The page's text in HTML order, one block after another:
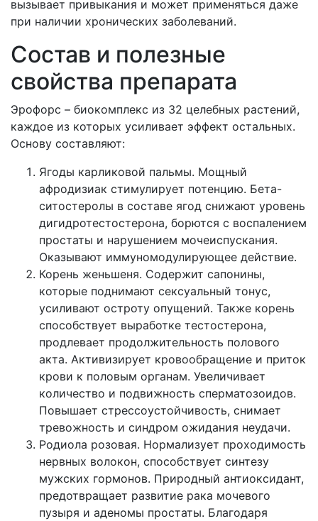
вызывает привыкания и может применяться даже
при наличии хронических заболеваний.
Состав и полезные
свойства препарата
Эрофорс – биокомплекс из 32 целебных растений,
каждое из которых усиливает эффект остальных.
Основу составляют:
Ягоды карликовой пальмы. Мощный
афродизиак стимулирует потенцию. Бета-
ситостеролы в составе ягод снижают уровень
дигидротестостерона, борются с воспалением
простаты и нарушением мочеиспускания.
Оказывают иммуномодулирующее действие.
Корень женьшеня. Содержит сапонины,
которые поднимают сексуальный тонус,
усиливают остроту опущений. Также корень
способствует выработке тестостерона,
продлевает продолжительность полового
акта. Активизирует кровообращение и приток
крови к половым органам. Увеличивает
количество и подвижность сперматозоидов.
Повышает стрессоустойчивость, снимает
тревожность и синдром ожидания неудачи.
Родиола розовая. Нормализует проходимость
нервных волокон, способствует синтезу
мужских гормонов. Природный антиоксидант,
предотвращает развитие рака мочевого
пузыря и аденомы простаты. Благодаря